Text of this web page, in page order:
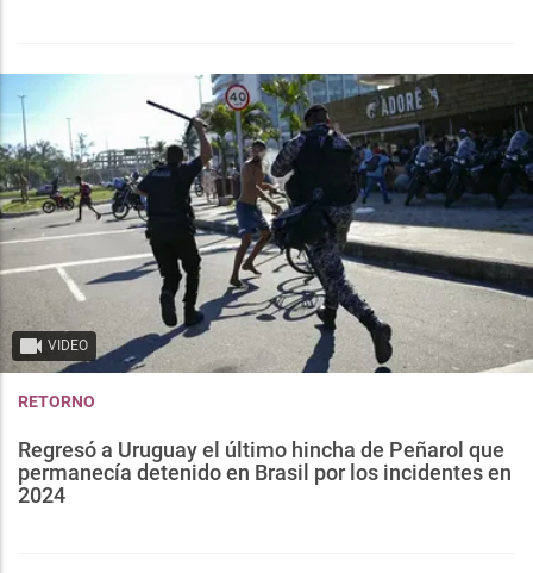
VIDEO
RETORNO
Regresó a Uruguay el último hincha de Peñarol que
permanecía detenido en Brasil por los incidentes en
2024